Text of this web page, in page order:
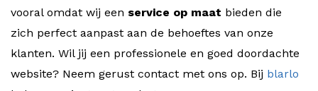
vooral omdat wij een service op maat bieden die
zich perfect aanpast aan de behoeftes van onze
klanten. Wil jij een professionele en goed doordachte
website? Neem gerust contact met ons op. Bij blarlo